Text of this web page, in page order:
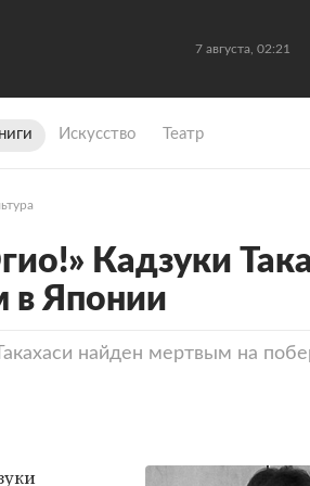
7 августа, 02:21
Искусство Театр
Кадзуки
в Японии
найден мертвым на